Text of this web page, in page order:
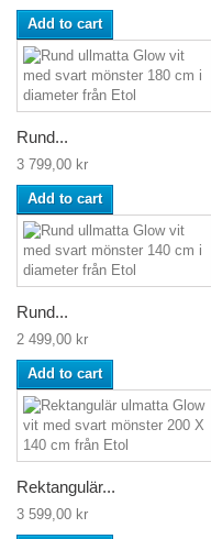
Add to cart
Rund...
3 799,00 kr
Add to cart
Rund...
2 499,00 kr
Add to cart
Rektangulär...
3 599,00 kr